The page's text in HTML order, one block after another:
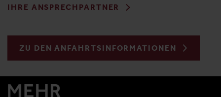
IHRE ANSPRECHPARTNER
ZU DEN ANFAHRTSINFORMATIONEN